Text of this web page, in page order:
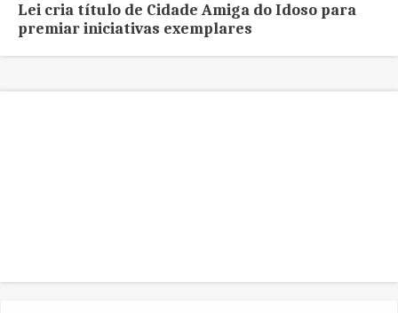
Lei cria título de Cidade Amiga do Idoso para
premiar iniciativas exemplares